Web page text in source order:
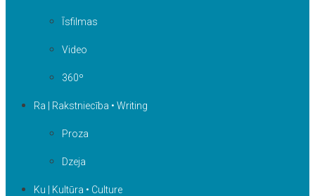
Īsfilmas
Video
360º
Ra | Rakstniecība • Writing
Proza
Dzeja
Ku | Kultūra • Culture